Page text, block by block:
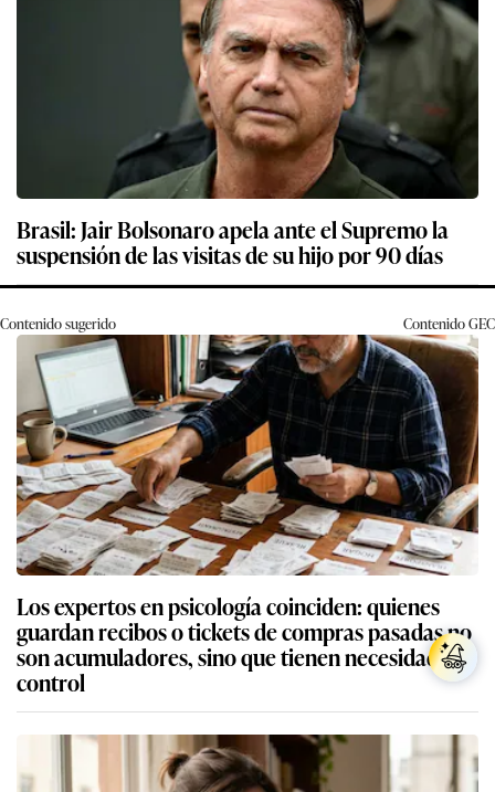
Brasil: Jair Bolsonaro apela ante el Supremo la
suspensión de las visitas de su hijo por 90 días
Contenido sugerido ContenidoGEC
Los expertos en psicología coinciden: quienes
guardan recibos o tickets de compras pasadas no
son acumuladores, sino que tienen necesidad de
control